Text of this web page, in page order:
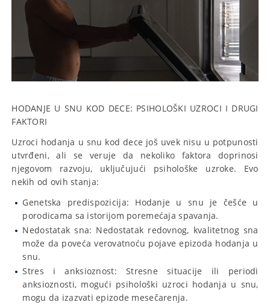
HODANJE U SNU KOD DECE: PSIHOLOŠKI UZROCI I DRUGI
FAKTORI
Uzroci hodanja u snu kod dece još uvek nisu u potpunosti
utvrđeni, ali se veruje da nekoliko faktora doprinosi
njegovom razvoju, uključujući psihološke uzroke. Evo
nekih od ovih stanja:
Genetska predispozicija: Hodanje u snu je češće u
porodicama sa istorijom poremećaja spavanja.
Nedostatak sna: Nedostatak redovnog, kvalitetnog sna
može da poveća verovatnoću pojave epizoda hodanja u
snu.
Stres i anksioznost: Stresne situacije ili periodi
anksioznosti, mogući psihološki uzroci hodanja u snu,
mogu da izazvati epizode mesečarenja.